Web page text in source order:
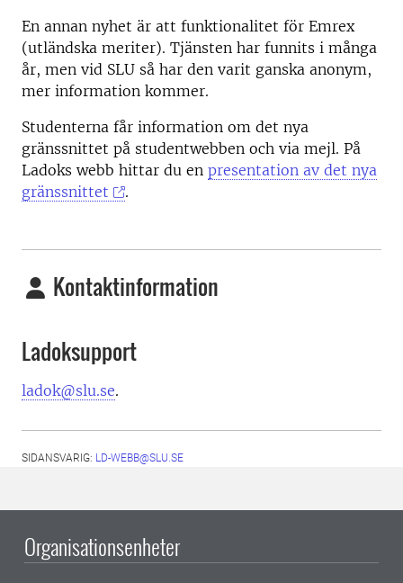
En annan nyhet är att funktionalitet för Emrex
(utländska meriter). Tjänsten har funnits i många
år, men vid SLU så har den varit ganska anonym,
mer information kommer.
Studenterna får information om det nya
gränssnittet på studentwebben och via mejl. På
Ladoks webb hittar du en presentation av det nya
gränssnittet
.
Kontaktinformation
Ladoksupport
ladok@slu.se.
SIDANSVARIG: LD-WEBB@SLU.SE
Organisationsenheter